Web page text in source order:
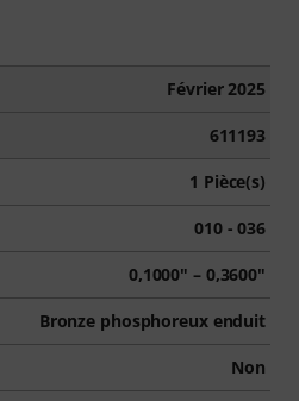
Février 2025
611193
1 Pièce(s)
010 - 036
0,1000" – 0,3600"
Bronze phosphoreux enduit
Non